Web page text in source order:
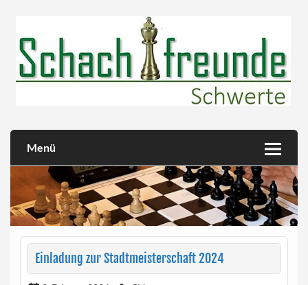
Menü
Einladung zur Stadtmeisterschaft 2024